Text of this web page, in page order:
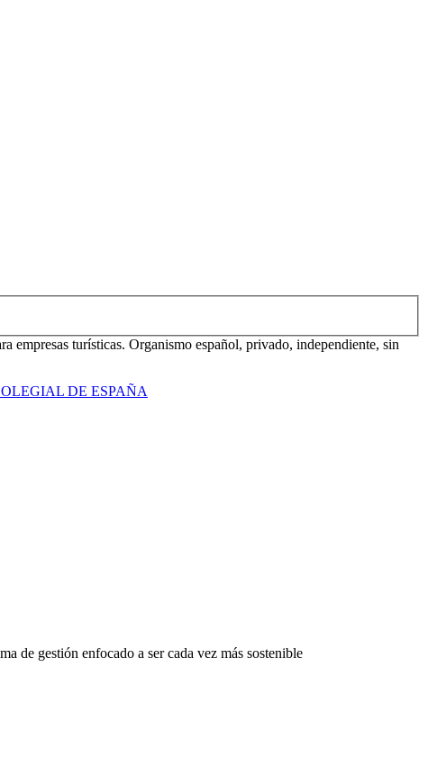
empresas turísticas. Organismo español, privado, independiente, sin
DE ESPAÑA
de gestión enfocado a ser cada vez más sostenible